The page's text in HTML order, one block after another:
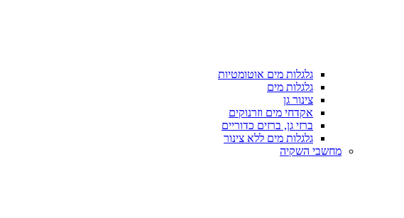
גלגלות מים אוטומטיות
גלגלות מים
צינור גן
אקדחי מים וזרנוקים
ברזי גן, ברזים כדוריים
גלגלות מים ללא צינור
מחשבי השקיה